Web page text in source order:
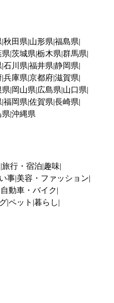
秋田県 山形県 福島県
県 茨城県 栃木県 群馬県
石川県 福井県 静岡県
兵庫県 京都府滋賀県
県 岡山県 広島県 山口県
福岡県 佐賀県 長崎県
県 沖縄県
旅行・宿泊 趣味
事 美容・ファッション
自動車・バイク
ペット 暮らし